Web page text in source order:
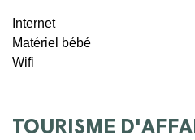
Internet
Matériel bébé
Wifi
TOURISME